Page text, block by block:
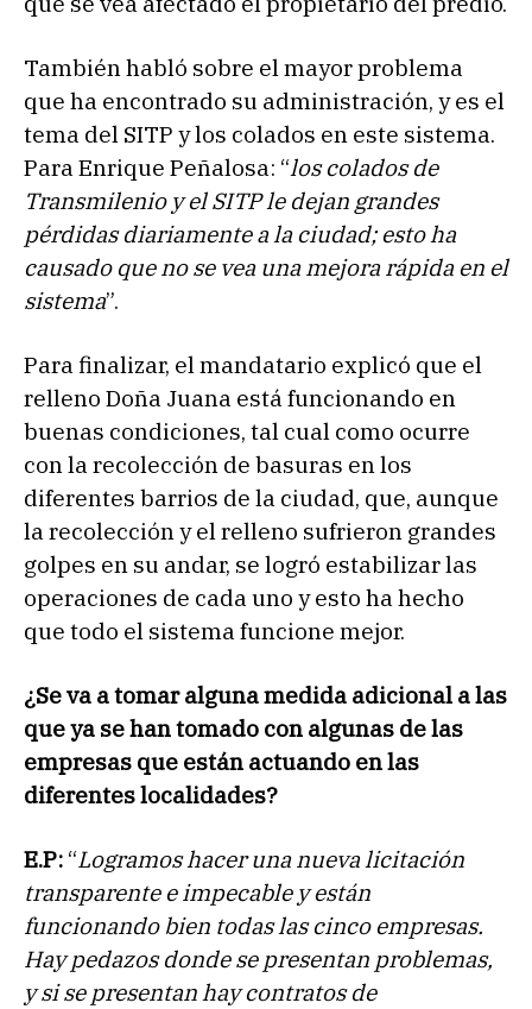
También habló sobre el mayor problema
que ha encontrado su administración, y es el
tema del SITP y los colados en este sistema.
Para Enrique Peñalosa: “los colados de
Transmilenio y el SITP le dejan grandes
pérdidas diariamente a la ciudad; esto ha
causado que no se vea una mejora rápida en el
sistema”.
Para finalizar, el mandatario explicó que el
relleno Doña Juana está funcionando en
buenas condiciones, tal cual como ocurre
con la recolección de basuras en los
diferentes barrios de la ciudad, que, aunque
la recolección y el relleno sufrieron grandes
golpes en su andar, se logró estabilizar las
operaciones de cada uno y esto ha hecho
que todo el sistema funcione mejor.
¿Se va a tomar alguna medida adicional a las
que ya se han tomado con algunas de las
empresas que están actuando en las
diferentes localidades?
E.P: “Logramos hacer una nueva licitación
transparente e impecable y están
funcionando bien todas las cinco empresas.
Hay pedazos donde se presentan problemas,
y si se presentan hay contratos de